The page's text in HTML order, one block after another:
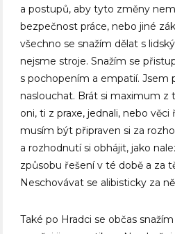
a postupů, aby tyto změny
bezpečnost práce, nebo jiné
všechno se snažím dělat s
nejsme stroje. Snažím se
s pochopením a empatií. Jsem
naslouchat. Brát si maximum z
oni, ti z praxe, jednali, nebo věci
musím být připraven si za
a rozhodnutí si obhájit, jako
způsobu řešení v té době a za
Neschovávat se alibisticky za
Také po Hradci se občas